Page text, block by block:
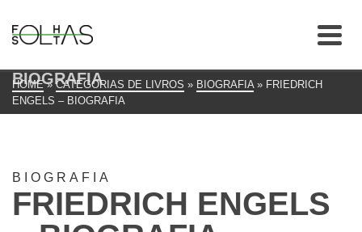
BIOGRAFIA
HOME » CATEGORIAS DE LIVROS » BIOGRAFIA » FRIEDRICH
ENGELS – BIOGRAFIA
BIOGRAFIA
FRIEDRICH ENGELS